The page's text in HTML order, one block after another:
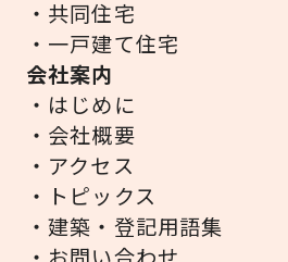
・共同住宅
・一戸建て住宅
会社案内
・はじめに
・会社概要
・アクセス
・トピックス
・建築・登記用語集